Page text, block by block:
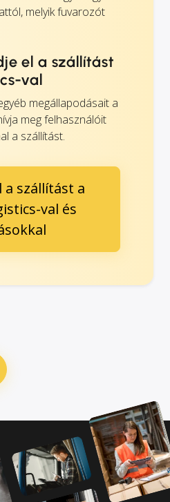
melyik fuvarozót
el a szállítást
val
megállapodásait a
meg felhasználóit
a szállítást.
a szállítást a
val és